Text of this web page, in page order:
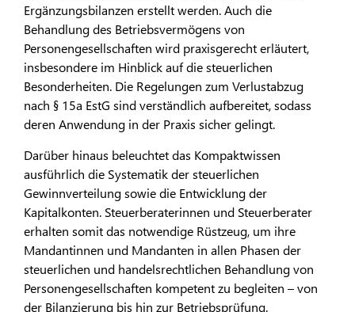
Ergänzungsbilanzen erstellt werden. Auch die
Behandlung des Betriebsvermögens von
Personengesellschaften wird praxisgerecht erläutert,
insbesondere im Hinblick auf die steuerlichen
Besonderheiten. Die Regelungen zum Verlustabzug
nach § 15a EstG sind verständlich aufbereitet, sodass
deren Anwendung in der Praxis sicher gelingt.
Darüber hinaus beleuchtet das Kompaktwissen
ausführlich die Systematik der steuerlichen
Gewinnverteilung sowie die Entwicklung der
Kapitalkonten. Steuerberaterinnen und Steuerberater
erhalten somit das notwendige Rüstzeug, um ihre
Mandantinnen und Mandanten in allen Phasen der
steuerlichen und handelsrechtlichen Behandlung von
Personengesellschaften kompetent zu begleiten – von
der Bilanzierung bis hin zur Betriebsprüfung.